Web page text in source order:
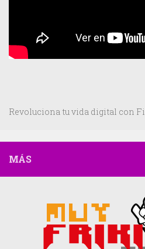
Revoluciona tu vida digital con
MÁS